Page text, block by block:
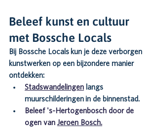
Beleef kunst en cultuur
met Bossche Locals
Bij Bossche Locals kun je deze verborgen
kunstwerken op een bijzondere manier
ontdekken:
Stadswandelingen langs
muurschilderingen in de binnenstad.
Beleef 's-Hertogenbosch door de
ogen van Jeroen Bosch.